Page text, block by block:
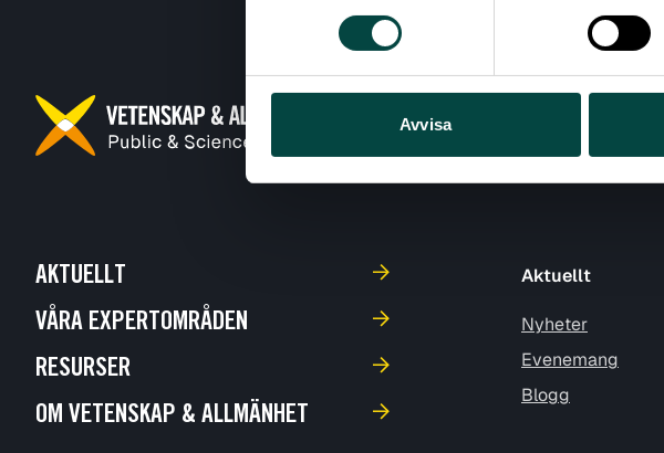
Avvisa
AKTUELLT
VÅRA EXPERTOMRÅDEN
RESURSER
OM VETENSKAP & ALLMÄNHET
Aktuellt
Nyheter
Evenemang
Blogg